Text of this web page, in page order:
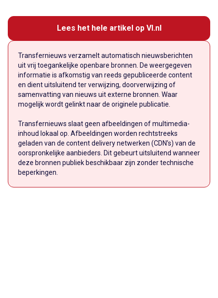
Lees het hele artikel op VI.nl
Transfernieuws verzamelt automatisch nieuwsberichten
uit vrij toegankelijke openbare bronnen. De weergegeven
informatie is afkomstig van reeds gepubliceerde content
en dient uitsluitend ter verwijzing, doorverwijzing of
samenvatting van nieuws uit externe bronnen. Waar
mogelijk wordt gelinkt naar de originele publicatie.
Transfernieuws slaat geen afbeeldingen of multimedia-
inhoud lokaal op. Afbeeldingen worden rechtstreeks
geladen van de content delivery netwerken (CDN’s) van de
oorspronkelijke aanbieders. Dit gebeurt uitsluitend wanneer
deze bronnen publiek beschikbaar zijn zonder technische
beperkingen.